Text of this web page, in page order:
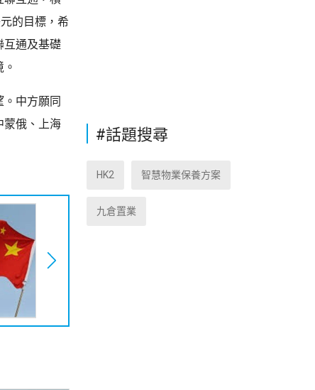
的目標，希
互通及基礎
中方願同
蒙俄、上海
#話題搜尋
HK2 智慧物業保養方案
九倉置業